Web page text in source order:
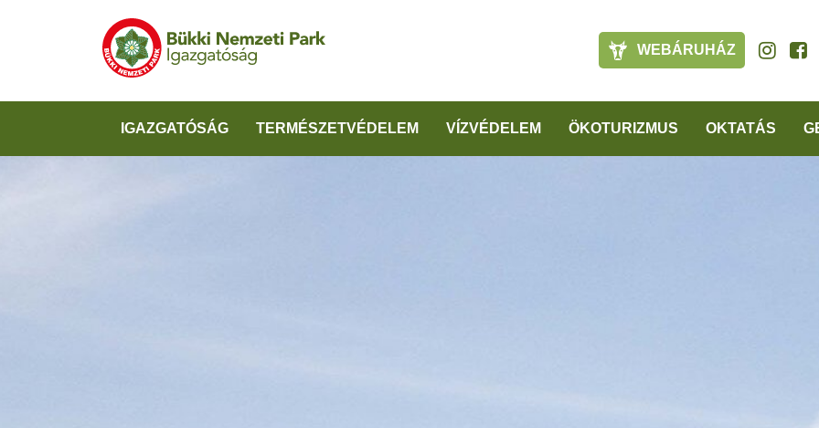
WEBÁRUHÁZ
IGAZGATÓSÁG TERMÉSZETVÉDELEM VÍZVÉDELEM ÖKOTURIZMUS OKTATÁS